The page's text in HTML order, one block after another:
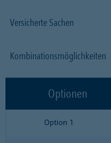
Versicherte Sachen
Kombinationsmöglichkeiten
Optionen
Option 1